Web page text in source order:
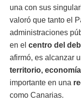
una con sus
valoró que tanto el
administraciones
en el centro del
afirmó, es alcanzar
territorio,
importante en una
como Canarias.